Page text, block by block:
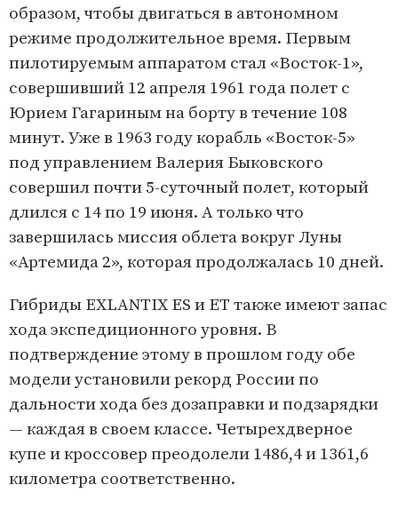
образом, чтобы двигаться в автономном
режиме продолжительное время. Первым
пилотируемым аппаратом стал «Восток-1»,
совершивший 12 апреля 1961 года полет с
Юрием Гагариным на борту в течение 108
минут. Уже в 1963 году корабль «Восток-5»
под управлением Валерия Быковского
совершил почти 5-суточный полет, который
длился с 14 по 19 июня. А только что
завершилась миссия облета вокруг Луны
«Артемида 2», которая продолжалась 10 дней.
Гибриды EXLANTIX ES и ET также имеют запас
хода экспедиционного уровня. В
подтверждение этому в прошлом году обе
модели установили рекорд России по
дальности хода без дозаправки и подзарядки
— каждая в своем классе. Четырехдверное
купе и кроссовер преодолели 1486,4 и 1361,6
километра соответственно.